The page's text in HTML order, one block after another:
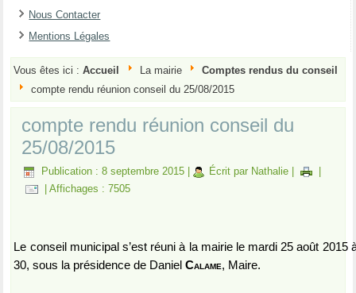
Nous Contacter
Mentions Légales
Vous êtes ici :Accueil La mairie
Comptes rendus du conseil
compte rendu réunion conseil du 25/08/2015
compte rendu réunion conseil du
25/08/2015
Publication : 8 septembre 2015 Écrit par Nathalie
|Affichages : 7505
Le conseil municipal s’est réuni à la mairie le mardi 25 août 2015
30, sous la présidence de DanielCalame, Maire.